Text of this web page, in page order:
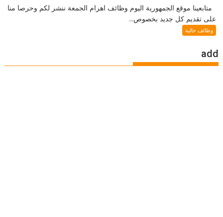
متابعينا موقع الجمهورية اليوم وظائف اهرام الجمعة ننشر لكم وحرصا منا
على تقديم كل جديد بخصوص...
وظائف خالية
add